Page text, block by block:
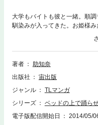
大学もバイトも彼と一緒。順
馴染みが入ってきた。お姫様
たりの過去に何かあったの!?
著者
助知奈
出版社
宙出版
ジャンル
TLマンガ
シリーズ
ベッドの上で踊ら
電子版配信開始日
2014/05/